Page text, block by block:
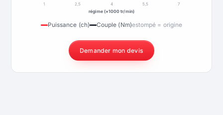
1 2,5 4 5,5
7
régime (×1000 tr/min)
Puissance (ch) Couple (Nm)estompé = origine
Demander mon devis